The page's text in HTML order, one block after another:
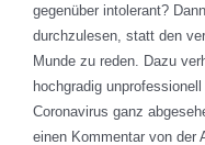
gegenüber intolerant?
durchzulesen, statt den
Munde zu reden. Dazu
hochgradig
Coronavirus ganz
einen Kommentar von der